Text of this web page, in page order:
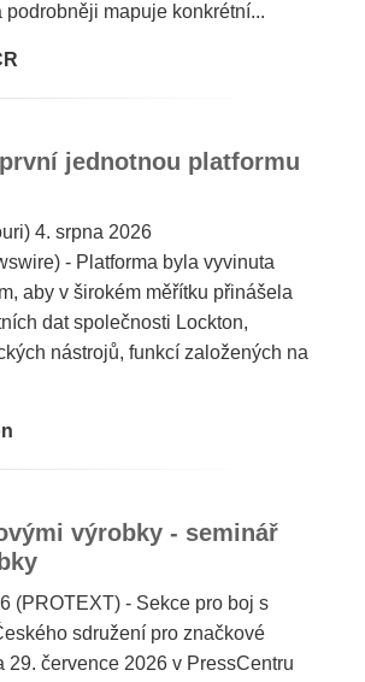
mapuje konkrétní...
jednotnou platformu
4. srpna 2026
- Platforma byla vyvinuta
aby v širokém měřítku přinášela
dat společnosti Lockton,
nástrojů, funkcí založených na
výrobky - seminář
(PROTEXT) - Sekce pro boj s
sdružení pro značkové
29. července 2026 v PressCentru